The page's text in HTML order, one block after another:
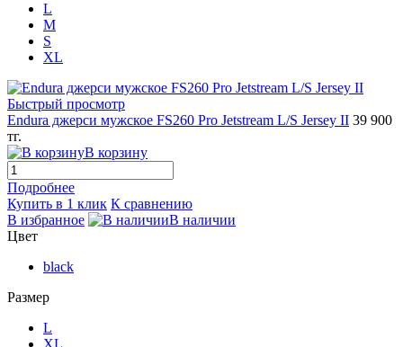
L
M
S
XL
Быстрый просмотр
Endura джерси мужское FS260 Pro Jetstream L/S Jersey II 39 900
тг.
В корзину
Подробнее
Купить в 1 клик К сравнению
В избранное
В наличии
Цвет
black
Размер
L